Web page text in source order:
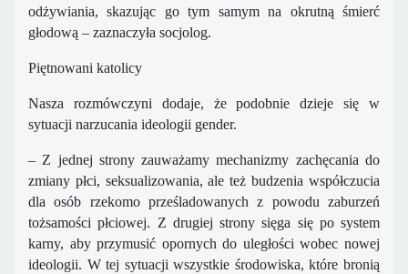
odżywiania, skazując go tym samym na okrutną śmierć
głodową – zaznaczyła socjolog.
Piętnowani katolicy
Nasza rozmówczyni dodaje, że podobnie dzieje się w
sytuacji narzucania ideologii gender.
– Z jednej strony zauważamy mechanizmy zachęcania do
zmiany płci, seksualizowania, ale też budzenia współczucia
dla osób rzekomo prześladowanych z powodu zaburzeń
tożsamości płciowej. Z drugiej strony sięga się po system
karny, aby przymusić opornych do uległości wobec nowej
ideologii. W tej sytuacji wszystkie środowiska, które bronią